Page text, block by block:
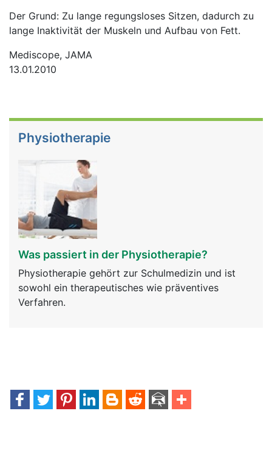
Der Grund: Zu lange regungsloses Sitzen, dadurch zu
lange Inaktivität der Muskeln und Aufbau von Fett.
Mediscope, JAMA
13.01.2010
Physiotherapie
Was passiert in der Physiotherapie?
Physiotherapie gehört zur Schulmedizin und ist
sowohl ein therapeutisches wie präventives
Verfahren.